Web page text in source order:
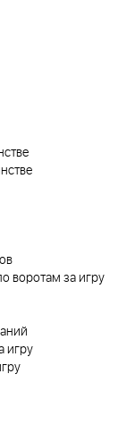
воротам за игру
игру